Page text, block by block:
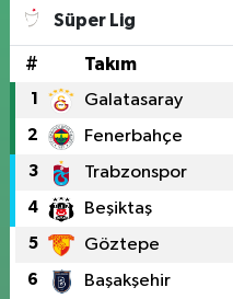
Süper Lig
# Takım
1 Galatasaray
2 Fenerbahçe
3 Trabzonspor
4 Beşiktaş
5 Göztepe
6 Başakşehir